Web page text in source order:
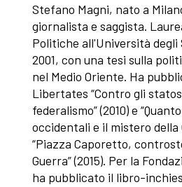
Stefano Magni, nato a
giornalista e saggista.
Politiche all'Università degli
2001, con una tesi sulla
nel Medio Oriente. Ha
Libertates “Contro gli
federalismo” (2010) e
occidentali e il mistero della
“Piazza Caporetto,
Guerra” (2015). Per la
ha pubblicato il libro-